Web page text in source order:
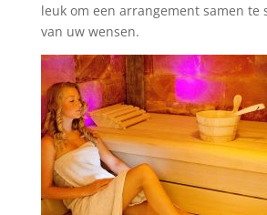
leuk om een arrangement samen te
van uw wensen.